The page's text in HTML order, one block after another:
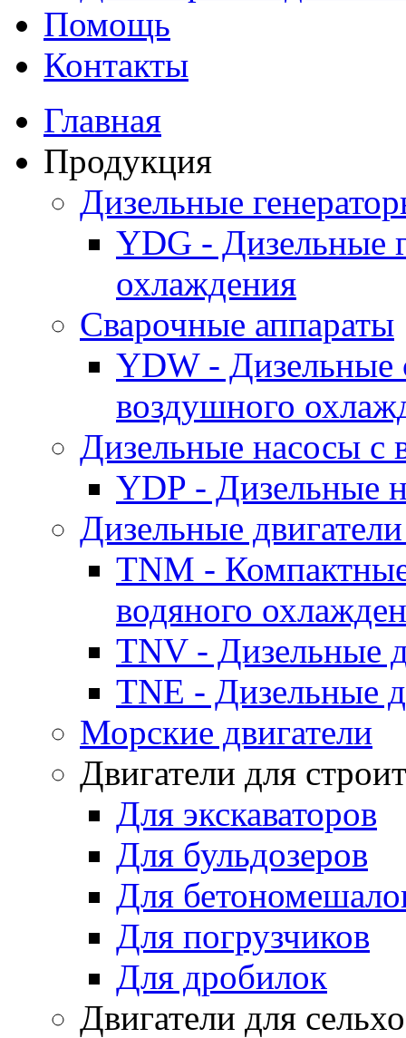
Помощь
Контакты
Главная
Продукция
Дизельные
YDG - Дизельные
охлаждения
Cварочные аппараты
YDW - Дизельные
воздушного
Дизельные насосы
YDP - Дизельные
Дизельные
TNM -
водяного
TNV - Дизельные
TNE - Дизельные
Морские двигатели
Двигатели для
Для экскаваторов
Для бульдозеров
Для
Для погрузчиков
Для дробилок
Двигатели для